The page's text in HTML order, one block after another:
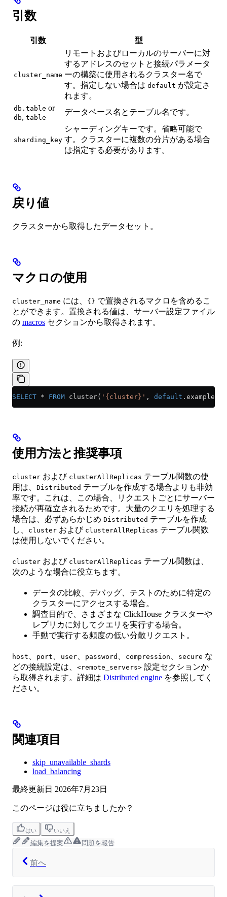
引数
引数 型
cluster_name
リモートおよびローカルのサーバーに対
するアドレスのセットと接続パラメータ
ーの構築に使用されるクラスター名で
す。指定しない場合は default が設定さ
れます。
db.table or
db, table
データベース名とテーブル名です。
sharding_key
シャーディングキーです。省略可能で
す。クラスターに複数の分片がある場合
は指定する必要があります。
戻り値
クラスターから取得したデータセット。
マクロの使用
cluster_name には、 {} で置換されるマクロを含めるこ
とができます。置換される値は、サーバー設定ファイル
の macros セクションから取得されます。
例:
SELECT * FROM cluster( '{cluster}' , default
使用方法と推奨事項
cluster および clusterAllReplicas テーブル関数の使
用は、 Distributed テーブルを作成する場合よりも非効
率です。これは、この場合、リクエストごとにサーバー
接続が再確立されるためです。大量のクエリを処理する
場合は、必ずあらかじめ Distributed テーブルを作成
し、
cluster および clusterAllReplicas テーブル関数
は使用しないでください。
cluster および clusterAllReplicas テーブル関数は、
次のような場合に役立ちます。
データの比較、デバッグ、テストのために特定の
クラスターにアクセスする場合。
調査目的で、さまざまな ClickHouse クラスターや
レプリカに対してクエリを実行する場合。
手動で実行する頻度の低い分散リクエスト。
host port user password compression secure な
どの接続設定は、 <remote_servers> 設定セクションか
ら取得されます。詳細は Distributed engine を参照してく
ださい。
関連項目
skip_unavailable_shards
load_balancing
最終更新日 2026年7月23日
このページは役に立ちましたか？
はい いいえ
編集を提案 問題を報告
前へ